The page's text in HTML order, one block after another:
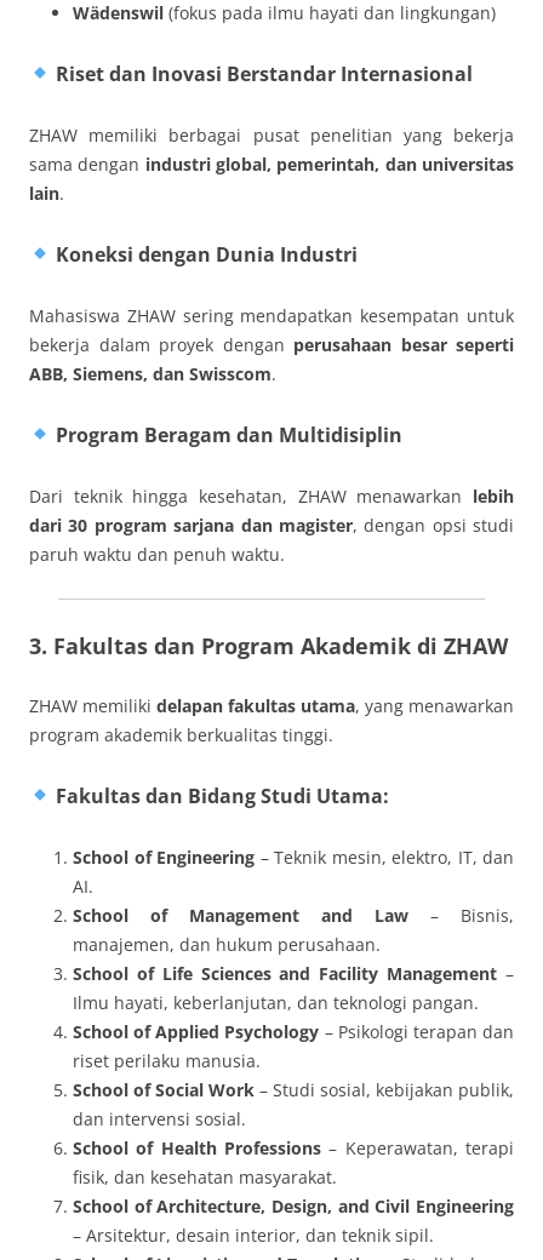
Wädenswil (fokus pada ilmu hayati dan lingkungan)
Riset dan Inovasi Berstandar Internasional
ZHAW memiliki berbagai pusat penelitian yang bekerja
sama dengan industri global, pemerintah, dan universitas
lain.
Koneksi dengan Dunia Industri
Mahasiswa ZHAW sering mendapatkan kesempatan untuk
bekerja dalam proyek dengan perusahaan besar seperti
ABB, Siemens, dan Swisscom.
Program Beragam dan Multidisiplin
Dari teknik hingga kesehatan, ZHAW menawarkan lebih
dari 30 program sarjana dan magister, dengan opsi studi
paruh waktu dan penuh waktu.
3. Fakultas dan Program Akademik di ZHAW
ZHAW memiliki delapan fakultas utama, yang menawarkan
program akademik berkualitas tinggi.
Fakultas dan Bidang Studi Utama:
School of Engineering – Teknik mesin, elektro, IT, dan
AI.
School of Management and Law – Bisnis,
manajemen, dan hukum perusahaan.
School of Life Sciences and Facility Management –
Ilmu hayati, keberlanjutan, dan teknologi pangan.
School of Applied Psychology – Psikologi terapan dan
riset perilaku manusia.
School of Social Work – Studi sosial, kebijakan publik,
dan intervensi sosial.
School of Health Professions – Keperawatan, terapi
fisik, dan kesehatan masyarakat.
School of Architecture, Design, and Civil Engineering
– Arsitektur, desain interior, dan teknik sipil.